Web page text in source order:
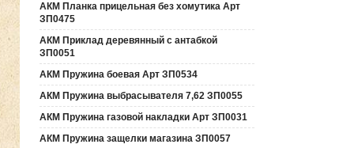
АКМ Планка прицельная без хомутика Арт
ЗП0475
АКМ Приклад деревянный с антабкой
ЗП0051
АКМ Пружина боевая Арт ЗП0534
АКМ Пружина выбрасывателя 7,62 ЗП0055
АКМ Пружина газовой накладки Арт ЗП0031
АКМ Пружина защелки магазина ЗП0057